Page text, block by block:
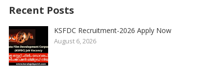
Recent Posts
KSFDC Recruitment-2026 Apply Now
August 6, 2026